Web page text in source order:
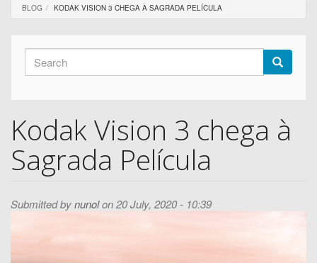
BLOG KODAK VISION 3 CHEGA À SAGRADA PELÍCULA
Search
form
Kodak Vision 3 chega à
Sagrada Película
Submitted bynunolon 20 July, 2020 - 10:39